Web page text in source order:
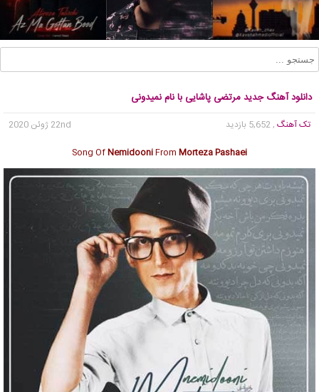
دانلود آهنگ جدید مرتضی پاشایی با نام نمیدونی
تک آهنگ , 5,652 بازدید
22nd ژوئن 2020
Song OfNemidooniFrom Morteza Pashaei